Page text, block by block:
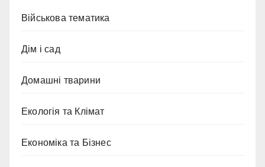
Військова тематика
Дім і сад
Домашні тварини
Екологія та Клімат
Економіка та Бізнес